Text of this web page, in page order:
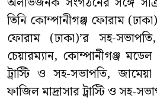
তিনি কোম্পানীগঞ্জ ফোরাম
ফোরাম (ঢাকা)’র সহ-
চেয়ারম্যান, কোম্পানীগঞ্জ
ট্রাস্টি ও সহ-সভাপতি, জামেয়া
ফাজিল মাদ্রাসার ট্রাস্টি ও সহ-